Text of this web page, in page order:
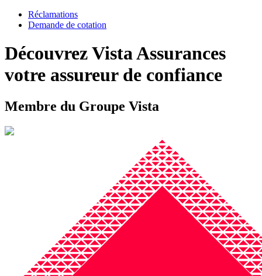
Réclamations
Demande de cotation
Découvrez Vista Assurances
votre assureur de confiance
Membre du Groupe Vista